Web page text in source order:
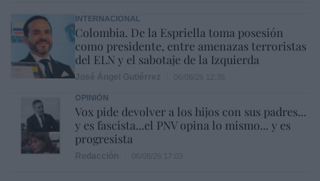
INTERNACIONAL
Colombia. De la Espriella toma posesión
como presidente, entre amenazas terroristas
del ELN y el sabotaje de la Izquierda
OPINIÓN
Vox pide devolver a los hijos con sus padres...
y es fascista...el PNV opina lo mismo... y es
progresista